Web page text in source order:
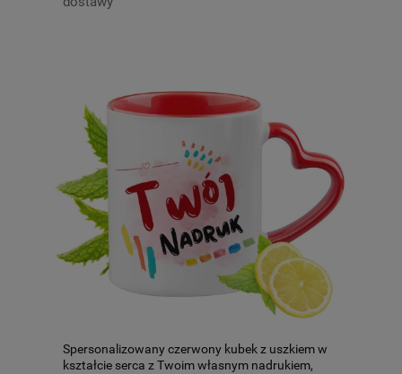
Spersonalizowany czerwony kubek z uszkiem w
kształcie serca z Twoim własnym nadrukiem,